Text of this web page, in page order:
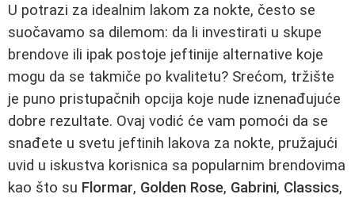
U potrazi za idealnim lakom za nokte, često se
suočavamo sa dilemom: da li investirati u skupe
brendove ili ipak postoje jeftinije alternative koje
mogu da se takmiče po kvalitetu? Srećom, tržište
je puno pristupačnih opcija koje nude iznenađujuće
dobre rezultate. Ovaj vodić će vam pomoći da se
snađete u svetu jeftinih lakova za nokte, pružajući
uvid u iskustva korisnica sa popularnim brendovima
kao što su Flormar, Golden Rose, Gabrini, Classics,